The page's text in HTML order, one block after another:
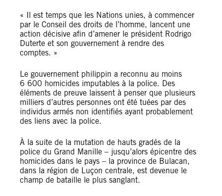
« Il est temps que les Nations unies, à commencer
par le Conseil des droits de l’homme, lancent une
action décisive afin d’amener le président Rodrigo
Duterte et son gouvernement à rendre des
comptes. »
Le gouvernement philippin a reconnu au moins
6 600 homicides imputables à la police. Des
éléments de preuve laissent à penser que plusieurs
milliers d’autres personnes ont été tuées par des
individus armés non identifiés ayant probablement
des liens avec la police.
À la suite de la mutation de hauts gradés de la
police du Grand Manille – jusqu’alors épicentre des
homicides dans le pays – la province de Bulacan,
dans la région de Luçon centrale, est devenue le
champ de bataille le plus sanglant.